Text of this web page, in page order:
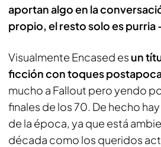
aportan algo en la
propio, el resto solo es
Visualmente Encased es un
ficción con toques
mucho a Fallout pero yendo
finales de los 70. De hecho
de la época, ya que está
década como los queridos